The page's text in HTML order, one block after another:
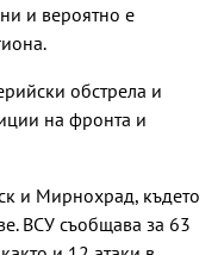
и вероятно е
обстрела и
на фронта и
и Мирнохрад, където
ВСУ съобщава за 63